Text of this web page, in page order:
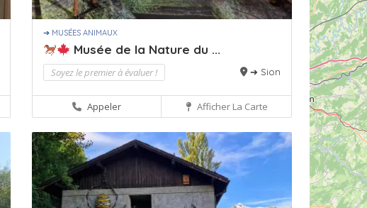
➔ MUSÉES ANIMAUX
Musée de la Nature du ...
Soyez le premier à évaluer ! ➔ Sion
Appeler Afficher La Carte